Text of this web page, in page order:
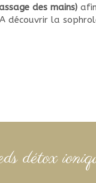
des mains)
la
détox